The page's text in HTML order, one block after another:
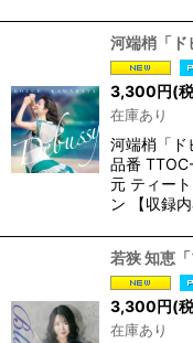
河端梢「ド
3,300円(
在庫あり
河端梢「
品番
元 ティー
ン 【収録
若狭 知恵「
3,300円(
在庫あり